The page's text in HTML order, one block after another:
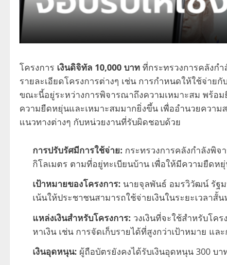
โครงการ เงินดิจิทัล 10,000 บาท ที่กระทรวงการคลังก
รายละเอียดโครงการต่างๆ เช่น การกำหนดให้ใช้จ่ายกับ
ขณะนี้อยู่ระหว่างการพิจารณาถึงความเหมาะสม พร้อ
ความยืดหยุ่นและเหมาะสมมากยิ่งขึ้น เพื่ออำนวยควา
แนวทางต่างๆ กับหน่วยงานที่รับผิดชอบด้วย
การปรับรัศมีการใช้จ่าย: กระทรวงการคลังกำลังพิ
กิโลเมตร ตามที่อยู่ทะเบียนบ้าน เพื่อให้มีความยืดห
เป้าหมายของโครงการ: นายจุลพันธ์ อมรวิวัฒน์ รัฐม
เน้นให้ประชาชนสามารถใช้จ่ายเงินในระยะเวลาสั้
แหล่งเงินสำหรับโครงการ: วงเงินที่จะใช้สำหรับโค
หาเงิน เช่น การจัดเก็บรายได้ที่สูงกว่าเป้าหมาย แ
เงินอุดหนุน: ผู้ถือบัตรยังคงได้รับเงินอุดหนุน 300 บ